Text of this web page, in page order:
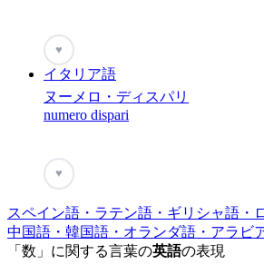
♥
イタリア語
ヌーメロ・ディスパリ
numero dispari
♥
スペイン語・ラテン語・ギリシャ語・
中国語・韓国語・オランダ語・アラビ
「数」に関する言葉の英語の表現